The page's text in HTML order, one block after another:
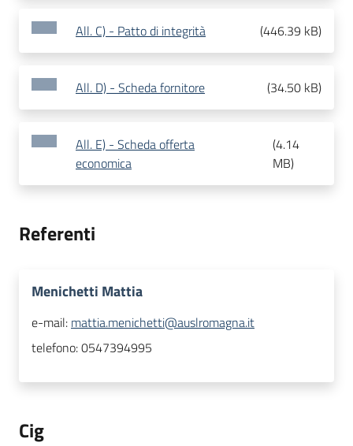
All. C) - Patto di integrità (446.39 kB)
All. D) - Scheda fornitore (34.50 kB)
All. E) - Scheda offerta
economica
(4.14
MB)
Referenti
Menichetti Mattia
e-mail: mattia.menichetti@auslromagna.it
telefono:0547394995
Cig